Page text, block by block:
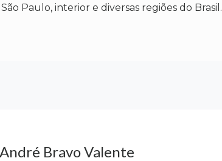
Paulo, interior e diversas regiões do Brasil.
André Bravo Valente